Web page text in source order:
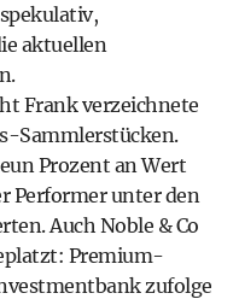
aktuellen
Frank verzeichnete
Sammlerstücken.
Prozent an Wert
Performer unter den
Auch Noble & Co
Premium-
zufolge